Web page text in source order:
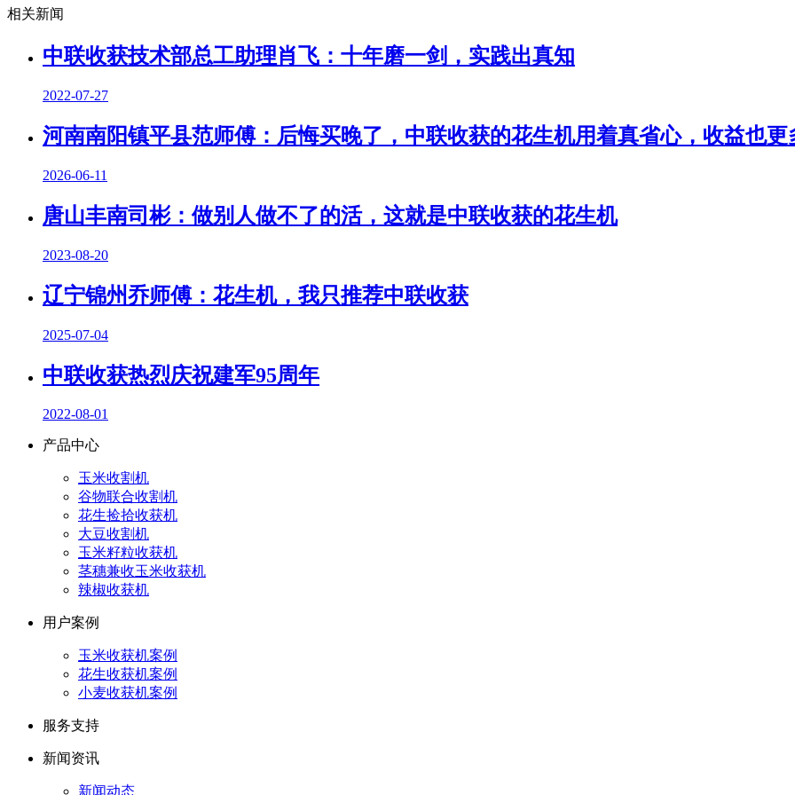
相关新闻
中联收获技术部总工助理肖飞：十年磨一剑，实践出真知
2022-07-27
河南南阳镇平县范师傅：后悔买晚了，中联收获的花生机用着真省心，收益也更
2026-06-11
唐山丰南司彬：做别人做不了的活，这就是中联收获的花生机
2023-08-20
辽宁锦州乔师傅：花生机，我只推荐中联收获
2025-07-04
中联收获热烈庆祝建军95周年
2022-08-01
产品中心
玉米收割机
谷物联合收割机
花生捡拾收获机
大豆收割机
玉米籽粒收获机
茎穗兼收玉米收获机
辣椒收获机
用户案例
玉米收获机案例
花生收获机案例
小麦收获机案例
服务支持
新闻资讯
新闻动态